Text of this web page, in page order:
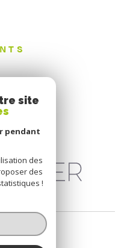
site
pendant
des
des
!